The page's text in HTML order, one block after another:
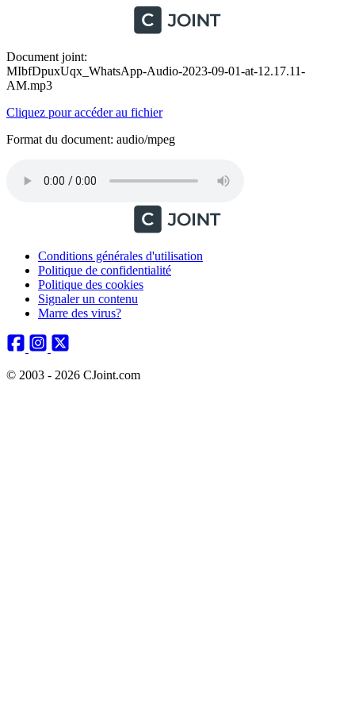
Document joint:
MIbfDpuxUqx_WhatsApp-Audio-2023-09-01-at-12.17.11-
AM.mp3
Cliquez pour accéder au fichier
Format du document: audio/mpeg
Conditions générales d'utilisation
Politique de confidentialité
Politique des cookies
Signaler un contenu
Marre des virus?
© 2003 - 2026 CJoint.com